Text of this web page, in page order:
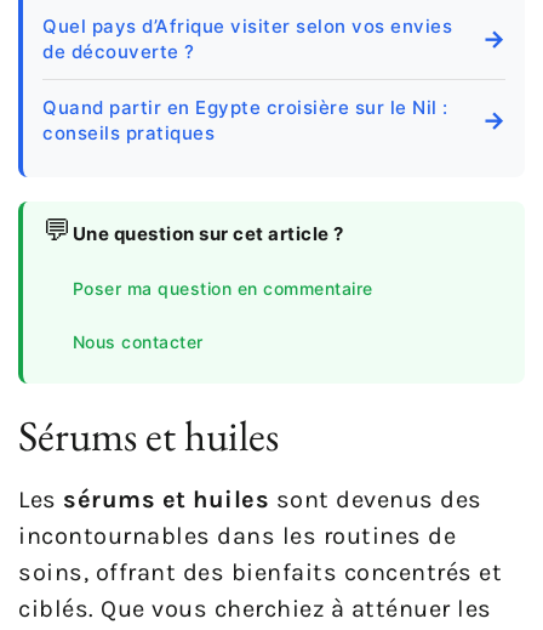
Quel pays d’Afrique visiter selon vos envies
de découverte ?
→
Quand partir en Egypte croisière sur le Nil :
conseils pratiques
→
💬 Une question sur cet article ?
Poser ma question en commentaire
Nous contacter
Sérums et huiles
Les sérums et huiles sont devenus des
incontournables dans les routines de
soins, offrant des bienfaits concentrés et
ciblés. Que vous cherchiez à atténuer les